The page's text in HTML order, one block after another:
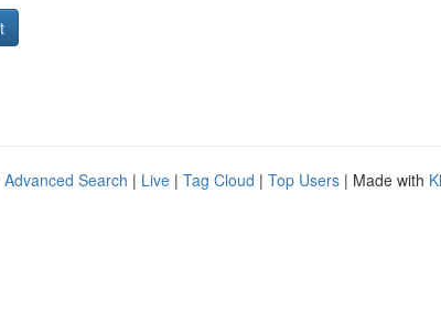
Advanced Search | Live | Tag Cloud | Top Users | Made with